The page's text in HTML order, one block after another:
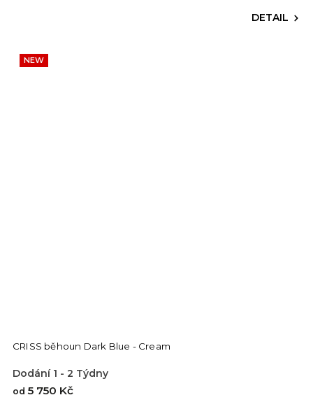
DETAIL
NEW
CRISS běhoun Dark Blue - Cream
Dodání 1 - 2 Týdny
od 5 750 Kč